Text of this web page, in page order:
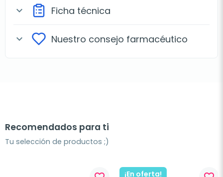
expand_more Ficha técnica
expand_more Nuestro consejo farmacéutico
Recomendados para ti
Tu selección de productos ;)
¡En oferta!